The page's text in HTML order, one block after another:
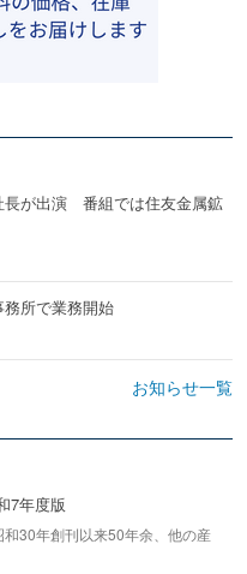
長が出演 番組では住友金属鉱
所で業務開始
お知らせ一覧
7年度版
30年創刊以来50年余、他の産